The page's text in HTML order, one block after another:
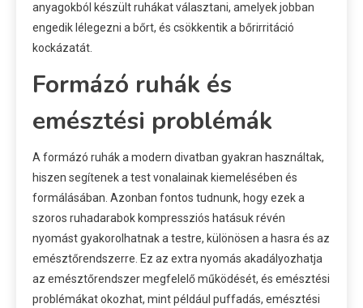
anyagokból készült ruhákat választani, amelyek jobban
engedik lélegezni a bőrt, és csökkentik a bőrirritáció
kockázatát.
Formázó ruhák és
emésztési problémák
A formázó ruhák a modern divatban gyakran használtak,
hiszen segítenek a test vonalainak kiemelésében és
formálásában. Azonban fontos tudnunk, hogy ezek a
szoros ruhadarabok kompressziós hatásuk révén
nyomást gyakorolhatnak a testre, különösen a hasra és az
emésztőrendszerre. Ez az extra nyomás akadályozhatja
az emésztőrendszer megfelelő működését, és emésztési
problémákat okozhat, mint például puffadás, emésztési